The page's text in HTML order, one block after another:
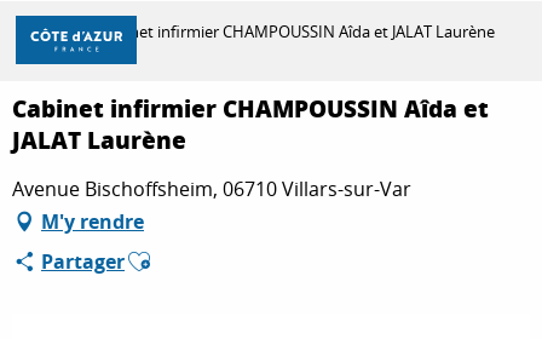
Aller
contenu
principal
DÉCOUVRIR
À FAIRE
Accueil Cabinet infirmier CHAMPOUSSIN Aîda et JALAT Laurène
Cabinet infirmier CHAMPOUSSIN Aîda et
JALAT Laurène
Avenue Bischoffsheim, 06710 Villars-sur-Var
M'y rendre
PartagerAjouter aux favoris